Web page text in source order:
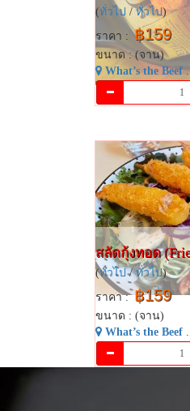
(ทั่วไป /ทั่วไป)
ราคา : ฿159
ขนาด : (จาน)
What’s the Beef
สลัดกุ้งทอด
(ทั่วไป/ทั่วไป)
ราคา :฿159
ขนาด : (จาน)
What’s the Beef